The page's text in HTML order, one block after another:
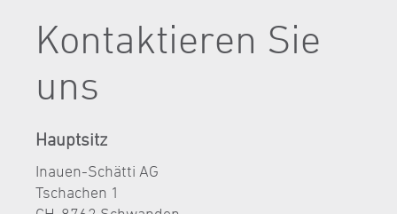
Kontaktieren Sie
uns
Hauptsitz
Inauen-Schätti AG
Tschachen 1